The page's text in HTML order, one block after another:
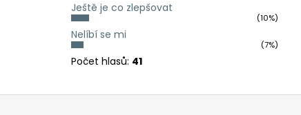
Ještě je co zlepšovat
(10%)
Nelíbí se mi
(7%)
Počet hlasů: 41
Z